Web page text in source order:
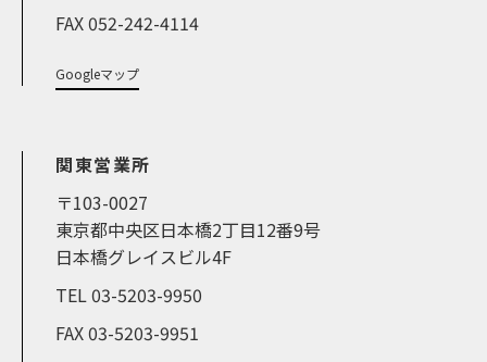
FAX 052-242-4114
Googleマップ
関東営業所
〒103-0027
東京都中央区日本橋2丁目12番9号
日本橋グレイスビル4F
TEL 03-5203-9950
FAX 03-5203-9951